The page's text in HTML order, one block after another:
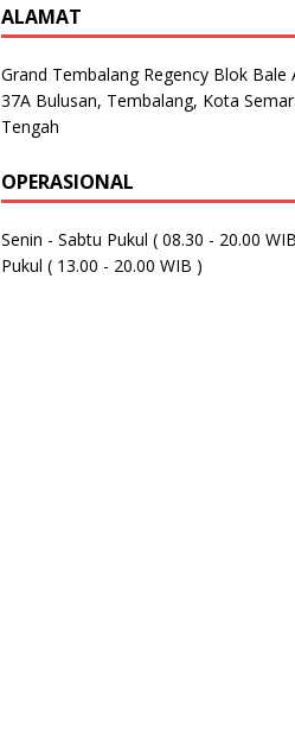
ALAMAT
Grand Tembalang Regency Blok Bale
37A Bulusan, Tembalang, Kota
Tengah
OPERASIONAL
Senin - Sabtu Pukul ( 08.30 - 20.00
Pukul ( 13.00 - 20.00 WIB )